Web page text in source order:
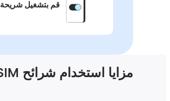
قم بتشغيل شريحة eSIM عند الوصول
مزايا استخدام شرائح eSIM بنين